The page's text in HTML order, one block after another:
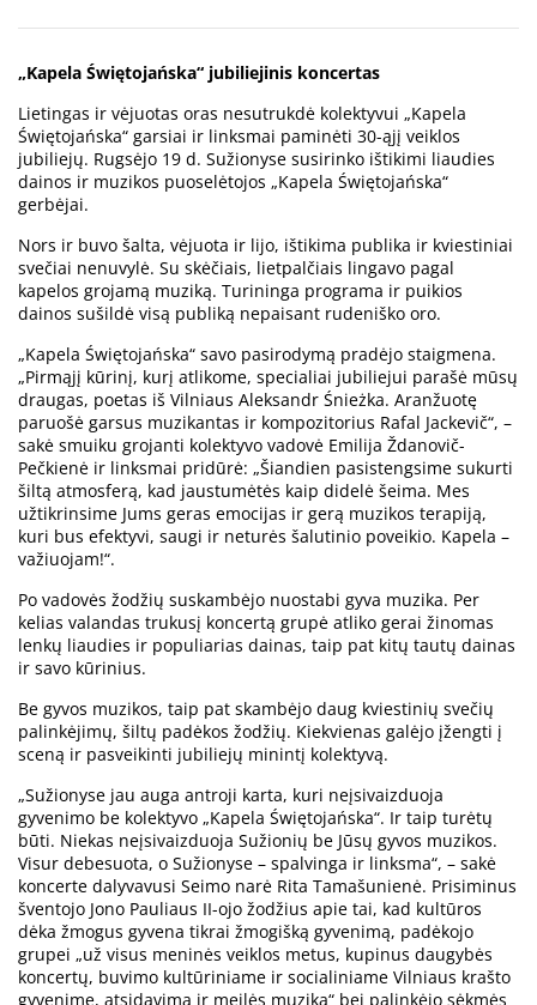
„Kapela Świętojańska“ jubiliejinis koncertas
Lietingas ir vėjuotas oras nesutrukdė kolektyvui „Kapela
Świętojańska“ garsiai ir linksmai paminėti 30-ąjį veiklos
jubiliejų. Rugsėjo 19 d. Sužionyse susirinko ištikimi liaudies
dainos ir muzikos puoselėtojos „Kapela Świętojańska“
gerbėjai.
Nors ir buvo šalta, vėjuota ir lijo, ištikima publika ir kviestiniai
svečiai nenuvylė. Su skėčiais, lietpalčiais lingavo pagal
kapelos grojamą muziką. Turininga programa ir puikios
dainos sušildė visą publiką nepaisant rudeniško oro.
„Kapela Świętojańska“ savo pasirodymą pradėjo staigmena.
„Pirmąjį kūrinį, kurį atlikome, specialiai jubiliejui parašė mūsų
draugas, poetas iš Vilniaus Aleksandr Śnieżka. Aranžuotę
paruošė garsus muzikantas ir kompozitorius Rafal Jackevič“, –
sakė smuiku grojanti kolektyvo vadovė Emilija Ždanovič-
Pečkienė ir linksmai pridūrė: „Šiandien pasistengsime sukurti
šiltą atmosferą, kad jaustumėtės kaip didelė šeima. Mes
užtikrinsime Jums geras emocijas ir gerą muzikos terapiją,
kuri bus efektyvi, saugi ir neturės šalutinio poveikio. Kapela –
važiuojam!“.
Po vadovės žodžių suskambėjo nuostabi gyva muzika. Per
kelias valandas trukusį koncertą grupė atliko gerai žinomas
lenkų liaudies ir populiarias dainas, taip pat kitų tautų dainas
ir savo kūrinius.
Be gyvos muzikos, taip pat skambėjo daug kviestinių svečių
palinkėjimų, šiltų padėkos žodžių. Kiekvienas galėjo įžengti į
sceną ir pasveikinti jubiliejų minintį kolektyvą.
„Sužionyse jau auga antroji karta, kuri neįsivaizduoja
gyvenimo be kolektyvo „Kapela Świętojańska“. Ir taip turėtų
būti. Niekas neįsivaizduoja Sužionių be Jūsų gyvos muzikos.
Visur debesuota, o Sužionyse – spalvinga ir linksma“, – sakė
koncerte dalyvavusi Seimo narė Rita Tamašunienė. Prisiminus
šventojo Jono Pauliaus II-ojo žodžius apie tai, kad kultūros
dėka žmogus gyvena tikrai žmogišką gyvenimą, padėkojo
grupei „už visus meninės veiklos metus, kupinus daugybės
koncertų, buvimo kultūriniame ir socialiniame Vilniaus krašto
gyvenime, atsidavimą ir meilės muziką“ bei palinkėjo sėkmės